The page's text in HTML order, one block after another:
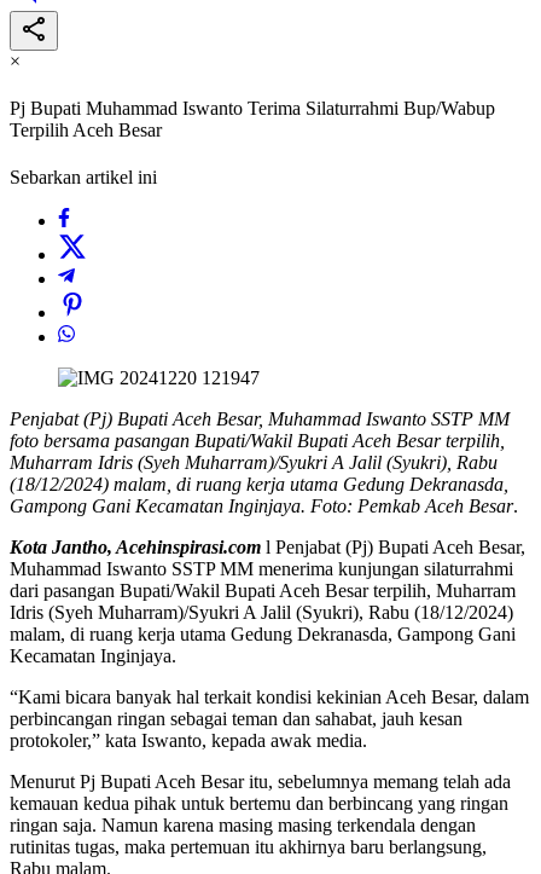
×
Pj Bupati Muhammad Iswanto Terima Silaturrahmi Bup/Wabup
Terpilih Aceh Besar
Sebarkan artikel ini
Penjabat (Pj) Bupati Aceh Besar, Muhammad Iswanto SSTP MM
foto bersama pasangan Bupati/Wakil Bupati Aceh Besar terpilih,
Muharram Idris (Syeh Muharram)/Syukri A Jalil (Syukri), Rabu
(18/12/2024) malam, di ruang kerja utama Gedung Dekranasda,
Gampong Gani Kecamatan Inginjaya. Foto: Pemkab Aceh Besar.
Kota Jantho, Acehinspirasi.com l Penjabat (Pj) Bupati Aceh Besar,
Muhammad Iswanto SSTP MM menerima kunjungan silaturrahmi
dari pasangan Bupati/Wakil Bupati Aceh Besar terpilih, Muharram
Idris (Syeh Muharram)/Syukri A Jalil (Syukri), Rabu (18/12/2024)
malam, di ruang kerja utama Gedung Dekranasda, Gampong Gani
Kecamatan Inginjaya.
“Kami bicara banyak hal terkait kondisi kekinian Aceh Besar, dalam
perbincangan ringan sebagai teman dan sahabat, jauh kesan
protokoler,” kata Iswanto, kepada awak media.
Menurut Pj Bupati Aceh Besar itu, sebelumnya memang telah ada
kemauan kedua pihak untuk bertemu dan berbincang yang ringan
ringan saja. Namun karena masing masing terkendala dengan
rutinitas tugas, maka pertemuan itu akhirnya baru berlangsung,
Rabu malam.